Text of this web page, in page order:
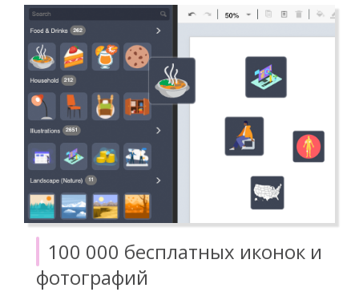
100 000 бесплатных иконок и
фотографий